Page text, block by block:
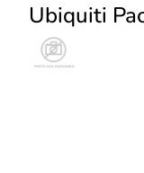
Ubiquiti